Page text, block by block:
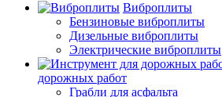
Виброплиты
Бензиновые виброплиты
Дизельные виброплиты
Электрические виброплиты
дорожных работ
Грабли для асфальта